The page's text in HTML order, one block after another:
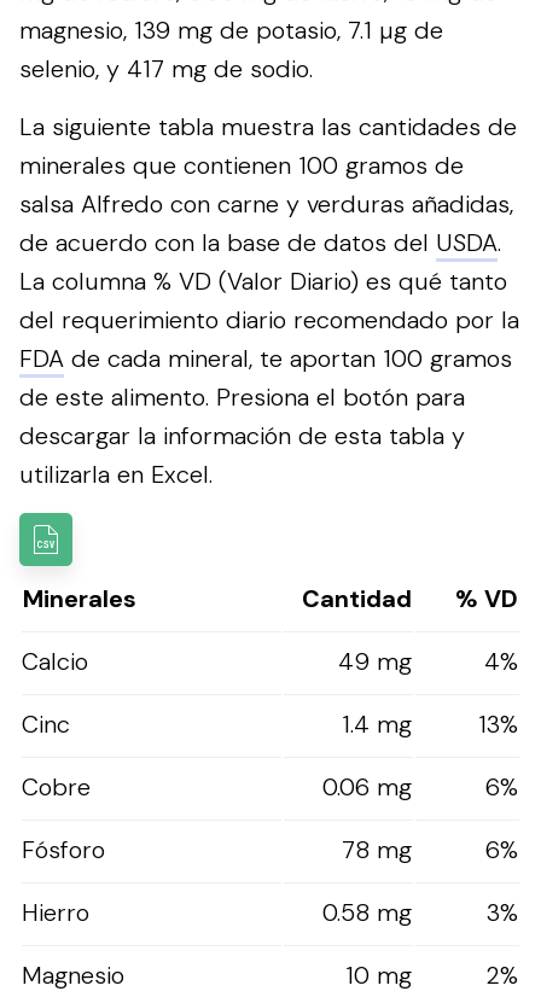
magnesio, 139 mg de potasio, 7.1 µg de
selenio, y 417 mg de sodio.
La siguiente tabla muestra las cantidades de
minerales que contienen 100 gramos de
salsa Alfredo con carne y verduras añadidas,
de acuerdo con la base de datos del USDA.
La columna % VD (Valor Diario) es qué tanto
del requerimiento diario recomendado por la
FDA de cada mineral, te aportan 100 gramos
de este alimento. Presiona el botón para
descargar la información de esta tabla y
utilizarla en Excel.
Minerales Cantidad
% VD
Calcio
49 mg
4%
Cinc
1.4 mg
13%
Cobre
0.06 mg
6%
Fósforo
78 mg
6%
Hierro
0.58 mg
3%
Magnesio
10 mg
2%